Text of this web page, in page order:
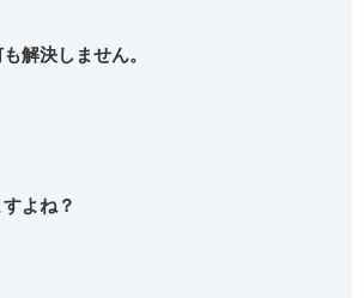
解決しません。
よね？